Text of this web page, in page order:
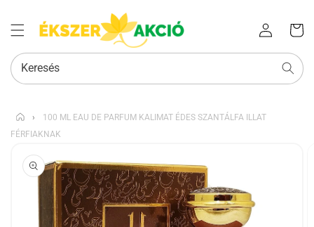
Bejelentkezés
kosara
Keresés
›
100 ML EAU DE PARFUM KALIMAT ÉDES SZANTÁLFA ILLAT
FÉRFIAKNAK
UGRÁS A
TERMÉKADATOKRA